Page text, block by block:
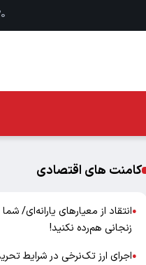
کامنت های اقتصادی
●انتقاد از معیارهای یارانه‌ای/ شما
زنجانی هم‌رده نکنید!
●اجرای ارز تک‌نرخی در شرایط